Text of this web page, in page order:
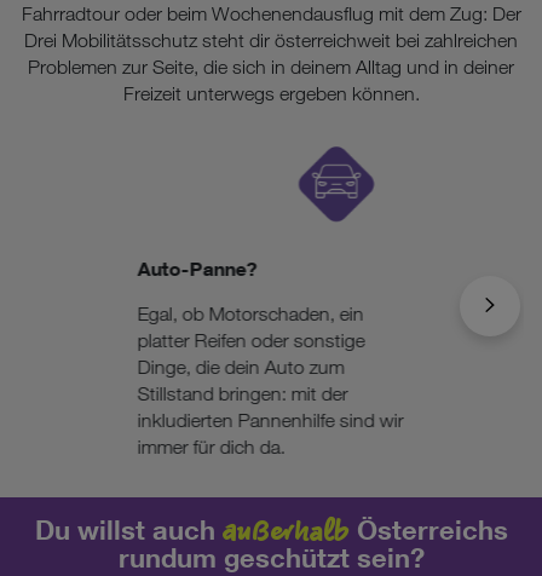
Fahrradtour oder beim Wochenendausflug mit dem Zug: Der
Drei Mobilitätsschutz steht dir österreichweit bei zahlreichen
Problemen zur Seite, die sich in deinem Alltag und in deiner
Freizeit unterwegs ergeben können.
Auto-Panne?
Egal, ob Motorschaden, ein
platter Reifen oder sonstige
Dinge, die dein Auto zum
Stillstand bringen: mit der
inkludierten Pannenhilfe sind wir
immer für dich da.
Du willst auch außerhalb Österreichs
rundum geschützt sein?